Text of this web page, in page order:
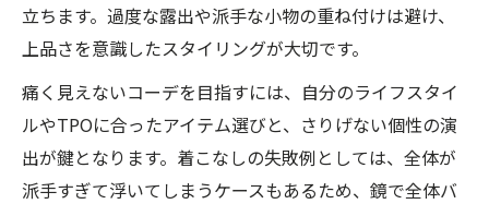
立ちます。過度な露出や派手な小物の重ね付けは避け、
上品さを意識したスタイリングが大切です。
痛く見えないコーデを目指すには、自分のライフスタイ
ルやTPOに合ったアイテム選びと、さりげない個性の演
出が鍵となります。着こなしの失敗例としては、全体が
派手すぎて浮いてしまうケースもあるため、鏡で全体バ